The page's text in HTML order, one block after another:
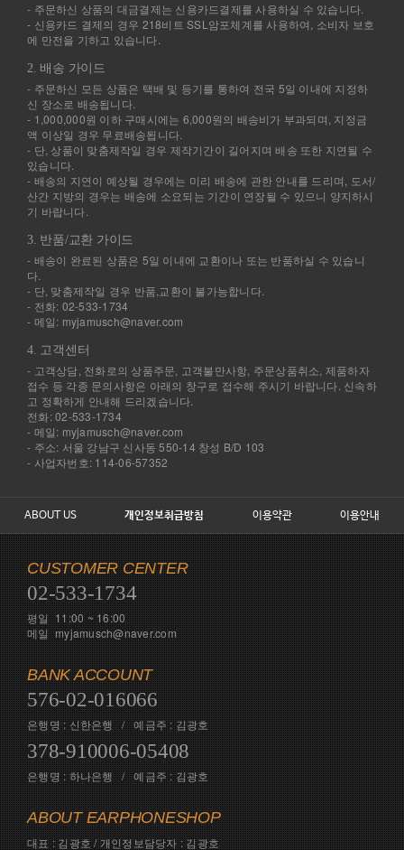
- 주문하신 상품의 대금결제는 신용카드결제를 사용하실 수 있습니다.
- 신용카드 결제의 경우 218비트 SSL암포체계를 사용하여, 소비자 보호
에 만전을 기하고 있습니다.
2. 배송 가이드
- 주문하신 모든 상품은 택배 및 등기를 통하여 전국 5일 이내에 지정하
신 장소로 배송됩니다.
- 1,000,000원 이하 구매시에는 6,000원의 배송비가 부과되며, 지정금
액 이상일 경우 무료배송됩니다.
- 단, 상품이 맞춤제작일 경우 제작기간이 길어지며 배송 또한 지연될 수
있습니다.
- 배송의 지연이 예상될 경우에는 미리 배송에 관한 안내를 드리며, 도서/
산간 지방의 경우는 배송에 소요되는 기간이 연장될 수 있으니 양지하시
기 바랍니다.
3. 반품/교환 가이드
- 배송이 완료된 상품은 5일 이내에 교환이나 또는 반품하실 수 있습니
다.
- 단, 맞춤제작일 경우 반품,교환이 불가능합니다.
- 전화: 02-533-1734
- 메일: myjamusch@naver.com
4. 고객센터
- 고객상담, 전화로의 상품주문, 고객불만사항, 주문상품취소, 제품하자
접수 등 각종 문의사항은 아래의 창구로 접수해 주시기 바랍니다. 신속하
고 정확하게 안내해 드리겠습니다.
전화: 02-533-1734
- 메일: myjamusch@naver.com
- 주소: 서울 강남구 신사동 550-14 창성 B/D 103
- 사업자번호: 114-06-57352
ABOUT US 개인정보취급방침 이용약관 이용안내
CUSTOMER CENTER
02-533-1734
평일 11:00 ~ 16:00
메일 myjamusch@naver.com
BANK ACCOUNT
576-02-016066
은행명 : 신한은행 / 예금주 : 김광호
378-910006-05408
은행명 : 하나은행 / 예금주 : 김광호
ABOUT EARPHONESHOP
대표 : 김광호 / 개인정보담당자 : 김광호